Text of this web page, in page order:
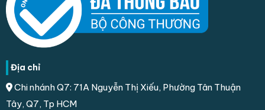
Địa chỉ
Chi nhánh Q7: 71A Nguyễn Thị Xiếu, Phường Tân Thuận
Tây, Q7, Tp HCM